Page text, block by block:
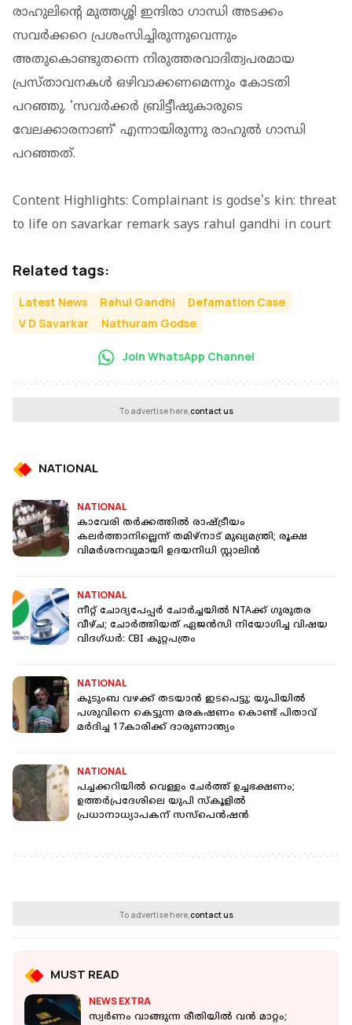
രാഹുലിന്റെ മുത്തശ്ശി ഇന്ദിരാ ഗാന്ധി അടക്കം
സവർക്കറെ പ്രശംസിച്ചിരുന്നുവെന്നും
അതുകൊണ്ടുതന്നെ നിരുത്തരവാദിത്വപരമായ
പ്രസ്താവനകൾ ഒഴിവാക്കണമെന്നും കോടതി
പറഞ്ഞു. 'സവർക്കർ ബ്രിട്ടീഷുകാരുടെ
വേലക്കാരനാണ്' എന്നായിരുന്നു രാഹുൽ ഗാന്ധി
പറഞ്ഞത്.
Content Highlights: Complainant is godse's kin: threat
to life on savarkar remark says rahul gandhi in court
Related tags:
Latest News Rahul Gandhi
Defamation Case
V D Savarkar
Nathuram Godse
Join WhatsApp Channel
To advertise here,contact us
NATIONAL
NATIONAL
കാവേരി തർക്കത്തിൽ രാഷ്ട്രീയം
കലർത്താനില്ലെന്ന് തമിഴ്‌നാട് മുഖ്യമന്ത്രി; രൂക്ഷ
വിമർശനവുമായി ഉദയനിധി സ്റ്റാലിൻ
NATIONAL
നീറ്റ് ചോദ്യപേപ്പർ ചോർച്ചയിൽ NTAക്ക് ഗുരുതര
വീഴ്ച; ചോർത്തിയത് ഏജൻസി നിയോഗിച്ച വിഷയ
വിദഗ്ധർ: CBI കുറ്റപത്രം
NATIONAL
കുടുംബ വഴക്ക് തടയാന്‍ ഇടപെട്ടു; യുപിയിൽ
പശുവിനെ കെട്ടുന്ന മരകഷണം കൊണ്ട് പിതാവ്
മർദിച്ച 17കാരിക്ക് ദാരുണാന്ത്യം
NATIONAL
പച്ചക്കറിയില്‍ വെള്ളം ചേര്‍ത്ത് ഉച്ചഭക്ഷണം;
ഉത്തര്‍പ്രദേശിലെ യുപി സ്‌കൂളില്‍
പ്രധാനാധ്യാപകന് സസ്‌പെന്‍ഷന്‍
To advertise here,contact us
MUST READ
NEWS EXTRA
സ്വര്‍ണം വാങ്ങുന്ന രീതിയില്‍ വന്‍ മാറ്റം;